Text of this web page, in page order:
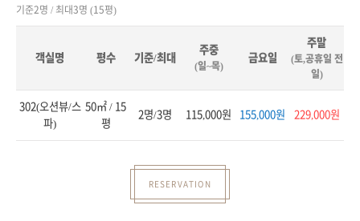
기준2명 / 최대3명 (15평)
객실명 평수 기준/최대
주중
(일~목)
금요일
주말
(토,공휴일 전
일)
302(오션뷰/스
파)
50㎡ / 15
평
2명/3명 115,000원 155,000원 229,000원
RESERVATION